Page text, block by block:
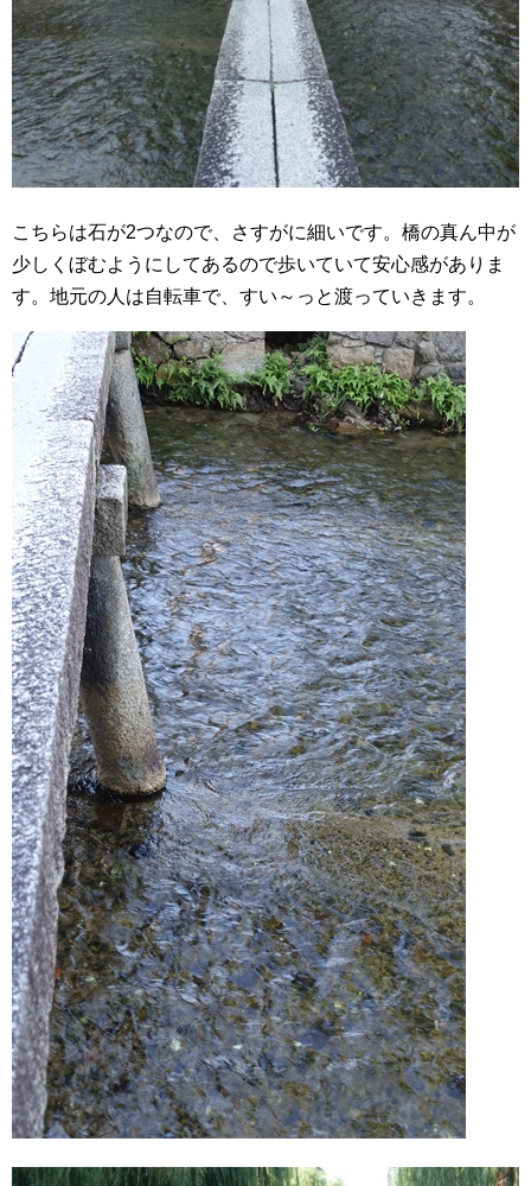
こちらは石が2つなので、さすがに細いです。橋の真ん中が
少しくぼむようにしてあるので歩いていて安心感がありま
す。地元の人は自転車で、すい～っと渡っていきます。